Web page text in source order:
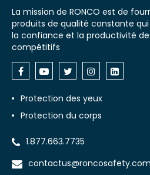
La mission de RONCO est de
produits de qualité constante
la confiance et la productivité
compétitifs
Protection des yeux
Protection du corps
1.877.663.7735
contactus@roncosafety.com